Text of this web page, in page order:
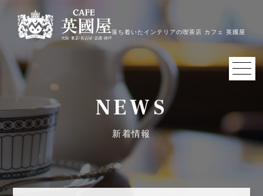
落ち着いたインテリアの喫茶店 カフェ 英國屋
NEWS
新着情報